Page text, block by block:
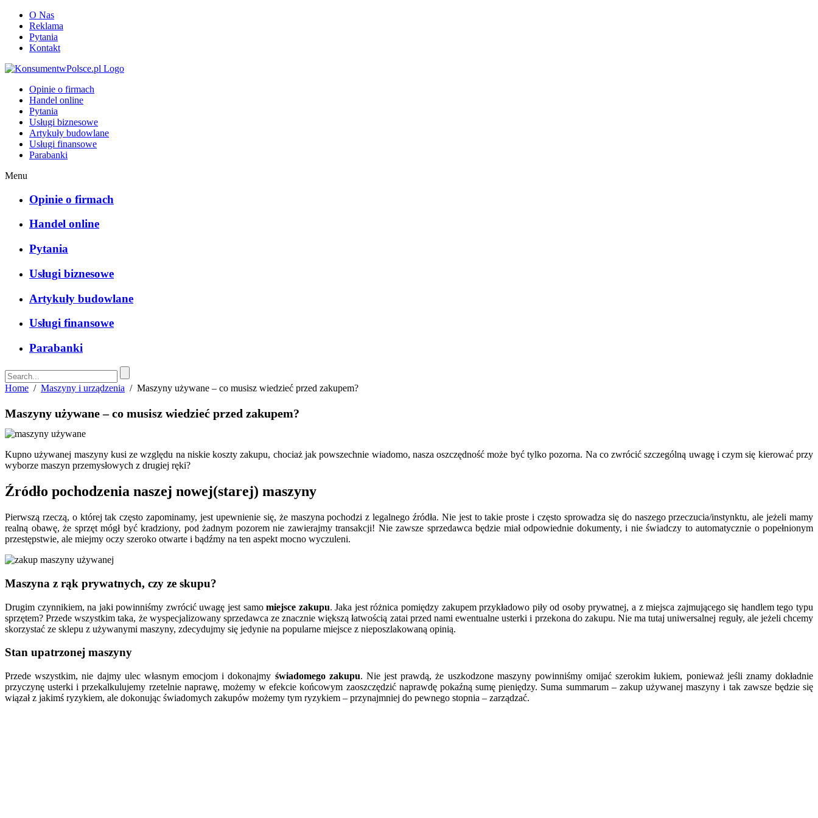
O Nas
Reklama
Pytania
Kontakt
Opinie o firmach
Handel online
Pytania
Usługi biznesowe
Artykuły budowlane
Usługi finansowe
Parabanki
Menu
Opinie o firmach
Handel online
Pytania
Usługi biznesowe
Artykuły budowlane
Usługi finansowe
Parabanki
Home / Maszyny i urządzenia / Maszyny używane – co musisz wiedzieć przed zakupem?
Maszyny używane – co musisz wiedzieć przed zakupem?
Kupno używanej maszyny kusi ze względu na niskie koszty zakupu, chociaż jak powszechnie wiadomo, nasza oszczędność może być tylko pozorna. Na co zwrócić szczególną uwagę i czym się kierować przy
wyborze maszyn przemysłowych z drugiej ręki?
Źródło pochodzenia naszej nowej(starej) maszyny
Pierwszą rzeczą, o której tak często zapominamy, jest upewnienie się, że maszyna pochodzi z legalnego źródła. Nie jest to takie proste i często sprowadza się do naszego przeczucia/instynktu, ale jeżeli mamy
realną obawę, że sprzęt mógł być kradziony, pod żadnym pozorem nie zawierajmy transakcji! Nie zawsze sprzedawca będzie miał odpowiednie dokumenty, i nie świadczy to automatycznie o popełnionym
przestępstwie, ale miejmy oczy szeroko otwarte i bądźmy na ten aspekt mocno wyczuleni.
Maszyna z rąk prywatnych, czy ze skupu?
Drugim czynnikiem, na jaki powinniśmy zwrócić uwagę jest samomiejsce zakupu. Jaka jest różnica pomiędzy zakupem przykładowo piły od osoby prywatnej, a z miejsca zajmującego się handlem tego typu
sprzętem? Przede wszystkim taka, że wyspecjalizowany sprzedawca ze znacznie większą łatwością zatai przed nami ewentualne usterki i przekona do zakupu. Nie ma tutaj uniwersalnej reguły, ale jeżeli chcemy
skorzystać ze sklepu z używanymi maszyny, zdecydujmy się jedynie na popularne miejsce z nieposzlakowaną opinią.
Stan upatrzonej maszyny
Przede wszystkim, nie dajmy ulec własnym emocjom i dokonajmy świadomego zakupu. Nie jest prawdą, że uszkodzone maszyny powinniśmy omijać szerokim łukiem, ponieważ jeśli znamy dokładnie
przyczynę usterki i przekalkulujemy rzetelnie naprawę, możemy w efekcie końcowym zaoszczędzić naprawdę pokaźną sumę pieniędzy. Suma summarum – zakup używanej maszyny i tak zawsze będzie się
wiązał z jakimś ryzykiem, ale dokonując świadomych zakupów możemy tym ryzykiem – przynajmniej do pewnego stopnia – zarządzać.